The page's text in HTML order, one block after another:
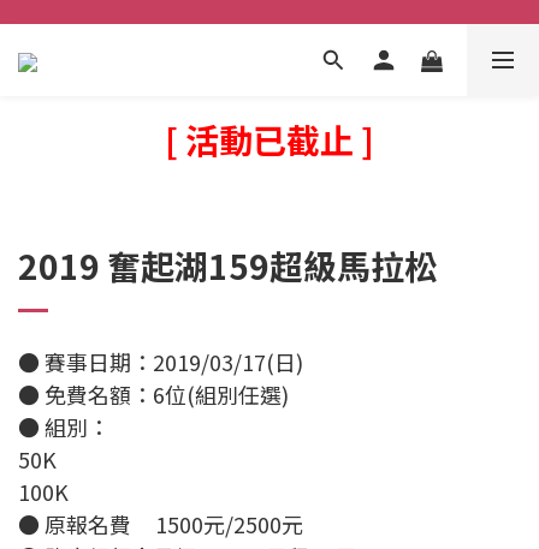
[ 活動已截止 ]
2019 奮起湖159超級馬拉松
● 賽事日期：2019/03/17(日)
● 免費名額：6位(組別任選)
● 組別：
50K
100K
● 原報名費 1500元/2500元